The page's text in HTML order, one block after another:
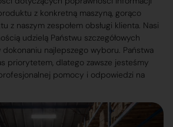
z konkretną maszyną, gorąco
z naszym zespołem obsługi klienta. Nasi
udzielą Państwu szczegółowych
najlepszego wyboru. Państwa
priorytetem, dlatego zawsze jesteśmy
pomocy i odpowiedzi na